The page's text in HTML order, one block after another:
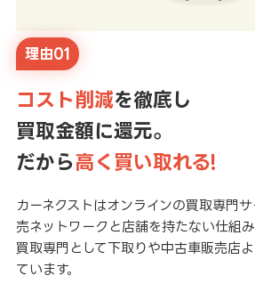
理由01
コスト削減を徹底し
買取金額に還元。
だから高く買い取れる!
カーネクストはオンラインの買取専門
売ネットワークと店舗を持たない仕組み
買取専門として下取りや中古車販売店
ています。